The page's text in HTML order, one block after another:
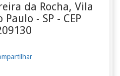
da Rocha, Vila
- SP - CEP